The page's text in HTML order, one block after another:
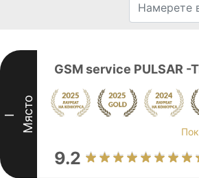
I Място
GSM service PULSAR -
9.2